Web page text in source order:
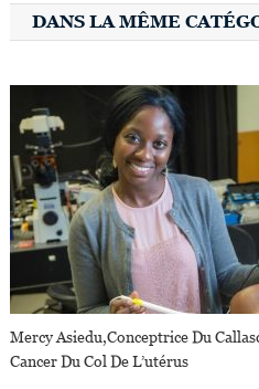
DANS LA MÊME
Mercy Asiedu,conceptrice Du
Cancer Du Col De L’utérus